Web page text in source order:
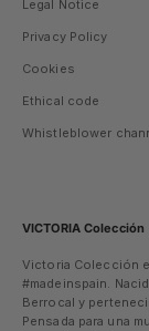
Legal Notice
Privacy Policy
Cookies
Ethical code
Whistleblower
VICTORIA Colección
Victoria Colección
#madeinspain.
Berrocal y
Pensada para una